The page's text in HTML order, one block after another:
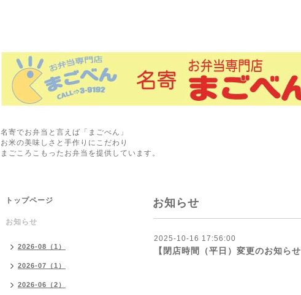
名寄でお弁当と言えば「まごべん」
お米の美味しさと手作りにこだわり
まごころこもったお弁当を提供しています。
お知らせ
2025-10-16 17:56:00
【閉店時間（平日）変更のお知らせ
トップページ
お知らせ
2026-08（1）
2026-07（1）
2026-06（2）